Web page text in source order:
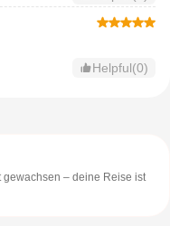
Helpful(0)
– deine Reise ist